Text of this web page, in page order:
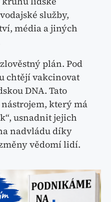
služby,
média a jiných
plán. Pod
chtějí vakcinovat
DNA. Tato
který má
usnadnit jejich
nadvládu díky
vědomí lidí.